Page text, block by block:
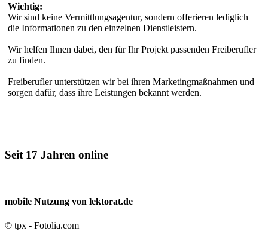
Wichtig:
Wir sind keine Vermittlungsagentur, sondern offerieren lediglich
die Informationen zu den einzelnen Dienstleistern.
Wir helfen Ihnen dabei, den für Ihr Projekt passenden Freiberufler
zu finden.
Freiberufler unterstützen wir bei ihren Marketingmaßnahmen und
sorgen dafür, dass ihre Leistungen bekannt werden.
Seit 17 Jahren online
mobile Nutzung von lektorat.de
© tpx - Fotolia.com